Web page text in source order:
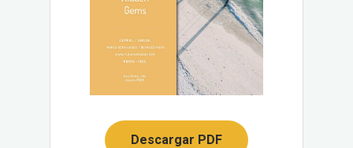
Descargar PDF